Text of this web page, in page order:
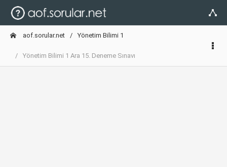
aof.sorular.net Yönetim Bilimi 1
Yönetim Bilimi 1 Ara 15. Deneme Sınavı